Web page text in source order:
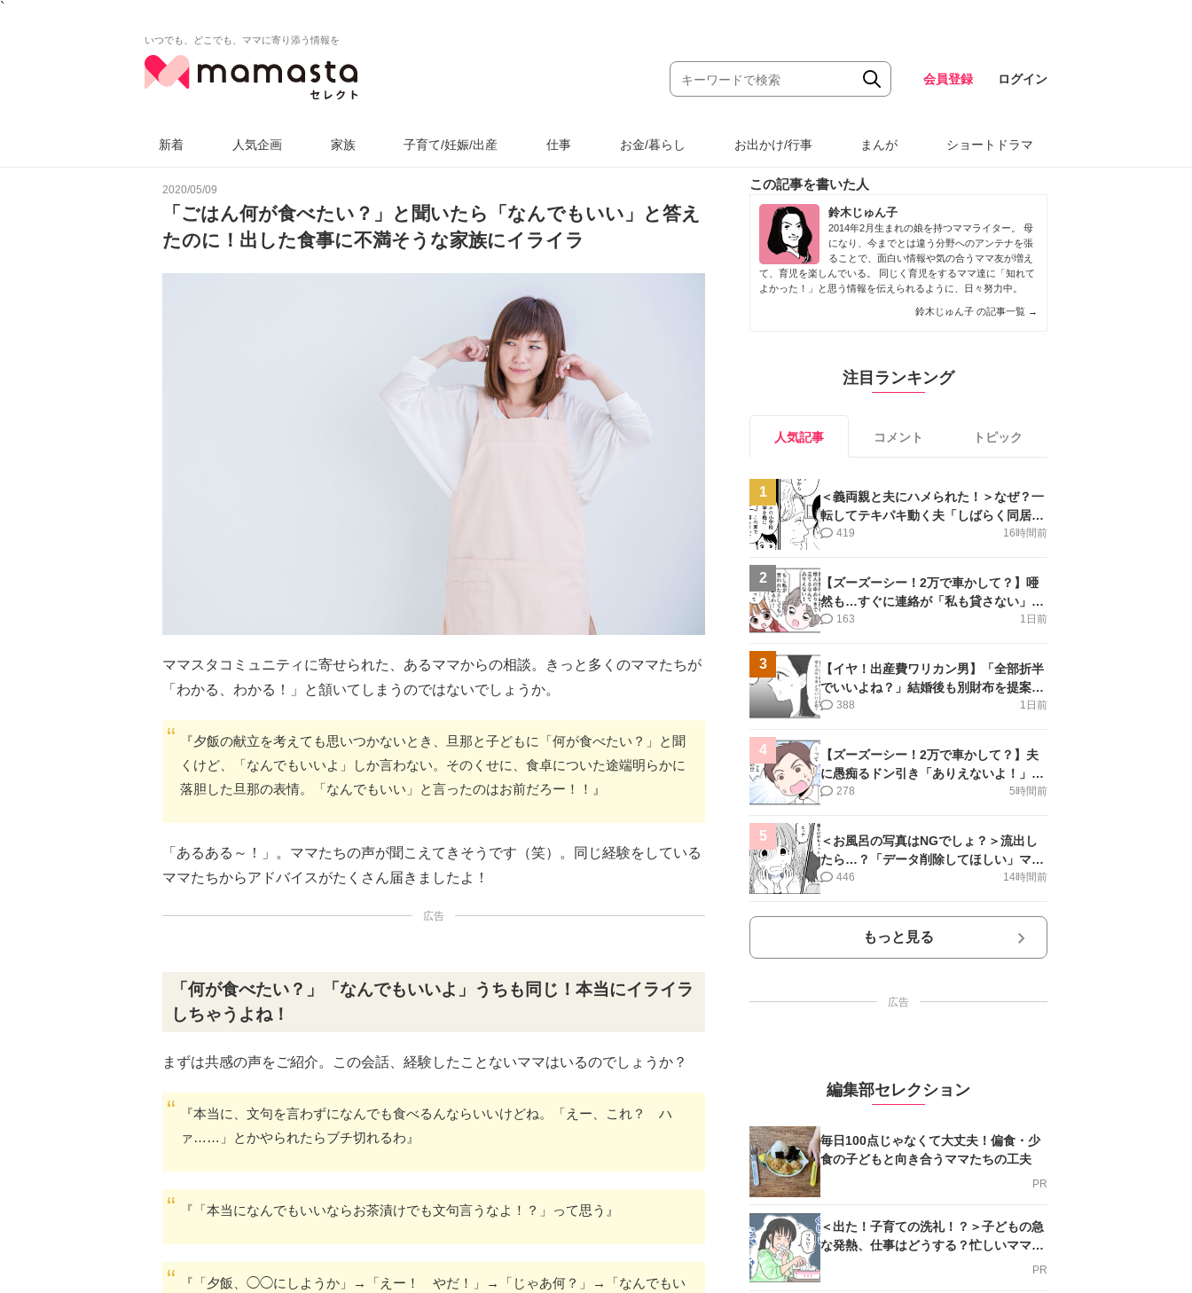
`
いつでも、どこでも、ママに寄り添う情報を
会員登録 ログイン
新着 人気企画 家族 子育て/妊娠/出産 仕事 お金/暮らし お出かけ/行事 まんが ショートドラマ
2020/05/09
「ごはん何が食べたい？」と聞いたら「なんでもいい」と答え
たのに！出した食事に不満そうな家族にイライラ
ママスタコミュニティに寄せられた、あるママからの相談。きっと多くのママたちが
「わかる、わかる！」と頷いてしまうのではないでしょうか。
『夕飯の献立を考えても思いつかないとき、旦那と子どもに「何が食べたい？」と聞
くけど、「なんでもいいよ」しか言わない。そのくせに、食卓についた途端明らかに
落胆した旦那の表情。「なんでもいい」と言ったのはお前だろー！！』
「あるある～！」。ママたちの声が聞こえてきそうです（笑）。同じ経験をしている
ママたちからアドバイスがたくさん届きましたよ！
広告
「何が食べたい？」「なんでもいいよ」うちも同じ！本当にイライラ
しちゃうよね！
まずは共感の声をご紹介。この会話、経験したことないママはいるのでしょうか？
『本当に、文句を言わずになんでも食べるんならいいけどね。「えー、これ？ ハ
ァ……」とかやられたらブチ切れるわ』
『「本当になんでもいいならお茶漬けでも文句言うなよ！？」って思う』
『「夕飯、◯◯にしようか」→「えー！ やだ！」→「じゃあ何？」→「なんでもい
この記事を書いた人
鈴木じゅん子
2014年2月生まれの娘を持つママライター。 母
になり、今までとは違う分野へのアンテナを張
ることで、面白い情報や気の合うママ友が増え
て、育児を楽しんでいる。 同じく育児をするママ達に「知れて
よかった！」と思う情報を伝えられるように、日々努力中。
鈴木じゅん子 の記事一覧 →
注目ランキング
人気記事 コメント トピック
1
＜義両親と夫にハメられた！＞なぜ？一
転してテキパキ動く夫「しばらく同居」
提案され【第4話まんが】
16時間前
419
2
【ズーズーシー！2万で車かして？】唖
然も…すぐに連絡が「私も貸さない」＜
第15話＞#4コマ母道場
1日前
163
3
【イヤ！出産費ワリカン男】「全部折半
でいいよね？」結婚後も別財布を提案＜
第10話＞#4コマ母道場
1日前
388
4
【ズーズーシー！2万で車かして？】夫
に愚痴るドン引き「ありえないよ！」＜
第16話＞#4コマ母道場
5時間前
278
5
＜お風呂の写真はNGでしょ？＞流出し
たら…？「データ削除してほしい」ママ
友が憤慨【第4話まんが】
14時間前
446
もっと見る
広告
編集部セレクション
毎日100点じゃなくて大丈夫！偏食・少
食の子どもと向き合うママたちの工夫
PR
＜出た！子育ての洗礼！？＞子どもの急
な発熱、仕事はどうする？忙しいママを
PR